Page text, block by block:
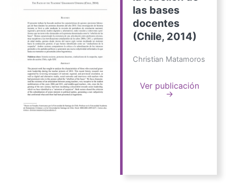
las bases
docentes
(Chile, 2014)
Christian Matamoros
Ver publicación
→